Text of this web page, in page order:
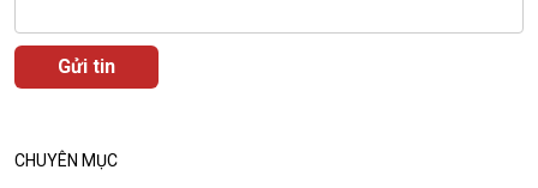
CHUYÊN MỤC